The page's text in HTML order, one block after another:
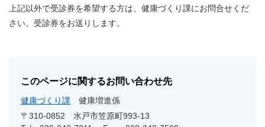
上記以外で受診券を希望する方は、健康づくり課にお問合せくだ
さい。受診券をお送りします。
このページに関するお問い合わせ先
健康づくり課
健康増進係
〒310-0852
水戸市笠原町993-13